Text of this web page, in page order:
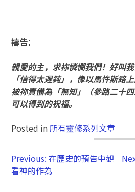
禱告：
親愛的主，求祢憐憫我們！好叫
「信得太遲鈍」，像以馬忤斯路
被祢責備為「無知」（參路二十四
可以得到的祝福。
Posted in所有靈修系列文章
Previous: 在歷史的預告中觀
看神的作為